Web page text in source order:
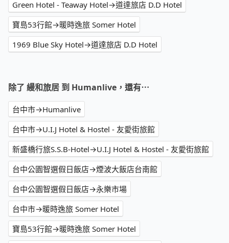
Green Hotel - Teaway Hotel→道達旅店 D.D Hotel
寶島53行館→暖時逸旅 Somer Hotel
1969 Blue Sky Hotel→道達旅店 D.D Hotel
除了 縵和旅居 到 Humanlive，還有⋯
台中市→Humanlive
台中市→U.I.J Hotel & Hostel - 友愛街旅館
新盛橋行旅S.S.B-Hotel→U.I.J Hotel & Hostel - 友愛街旅館
台中公園智選假日飯店→煙波大飯店台南館
台中公園智選假日飯店→永樂市場
台中市→暖時逸旅 Somer Hotel
寶島53行館→暖時逸旅 Somer Hotel